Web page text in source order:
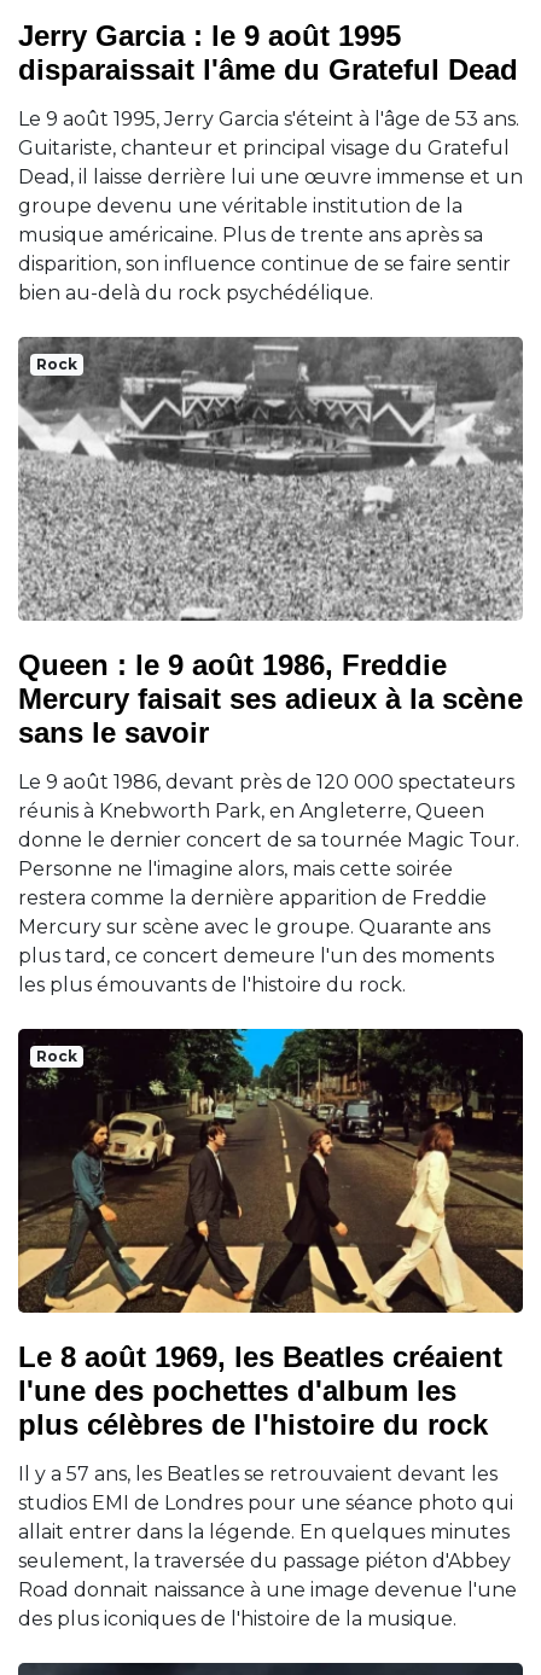
Jerry Garcia : le 9 août 1995
disparaissait l'âme du Grateful Dead
Le 9 août 1995, Jerry Garcia s'éteint à l'âge de 53 ans.
Guitariste, chanteur et principal visage du Grateful
Dead, il laisse derrière lui une œuvre immense et un
groupe devenu une véritable institution de la
musique américaine. Plus de trente ans après sa
disparition, son influence continue de se faire sentir
bien au-delà du rock psychédélique.
Rock
Queen : le 9 août 1986, Freddie
Mercury faisait ses adieux à la scène
sans le savoir
Le 9 août 1986, devant près de 120 000 spectateurs
réunis à Knebworth Park, en Angleterre, Queen
donne le dernier concert de sa tournée Magic Tour.
Personne ne l'imagine alors, mais cette soirée
restera comme la dernière apparition de Freddie
Mercury sur scène avec le groupe. Quarante ans
plus tard, ce concert demeure l'un des moments
les plus émouvants de l'histoire du rock.
Rock
Le 8 août 1969, les Beatles créaient
l'une des pochettes d'album les
plus célèbres de l'histoire du rock
Il y a 57 ans, les Beatles se retrouvaient devant les
studios EMI de Londres pour une séance photo qui
allait entrer dans la légende. En quelques minutes
seulement, la traversée du passage piéton d'Abbey
Road donnait naissance à une image devenue l'une
des plus iconiques de l'histoire de la musique.